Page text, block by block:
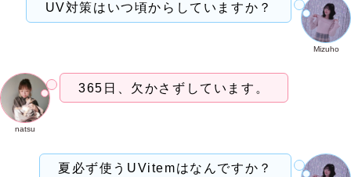
Mizuho
UV対策はいつ頃からしていますか？
natsu
365日、欠かさずしています。
夏必ず使うUVitemはなんですか？